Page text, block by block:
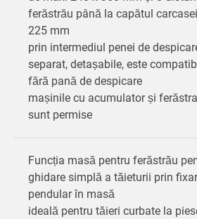
ferăstrău până la capătul
225 mm
prin intermediul penei de
separat, detașabile, este
fără pană de despicare
mașinile cu acumulator și
sunt permise
Funcția masă pentru ferăstrău
ghidare simplă a tăieturii prin
pendular în masă
ideală pentru tăieri curbate la